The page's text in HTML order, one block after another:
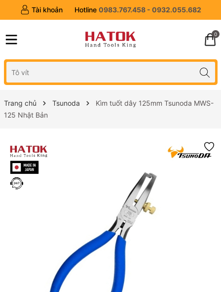
Tài khoản Hotline 0983.767.458 - 0932.055.682
0
Trang chủ Tsunoda
Kìm tuốt dây 125mm Tsunoda MWS-
125 Nhật Bản